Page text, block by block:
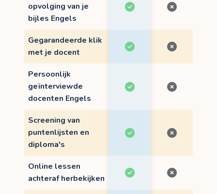
opvolging van je
bijles Engels
Gegarandeerde klik
met je docent
Persoonlijk
geïnterviewde
docenten Engels
Screening van
puntenlijsten en
diploma's
Online lessen
achteraf herbekijken